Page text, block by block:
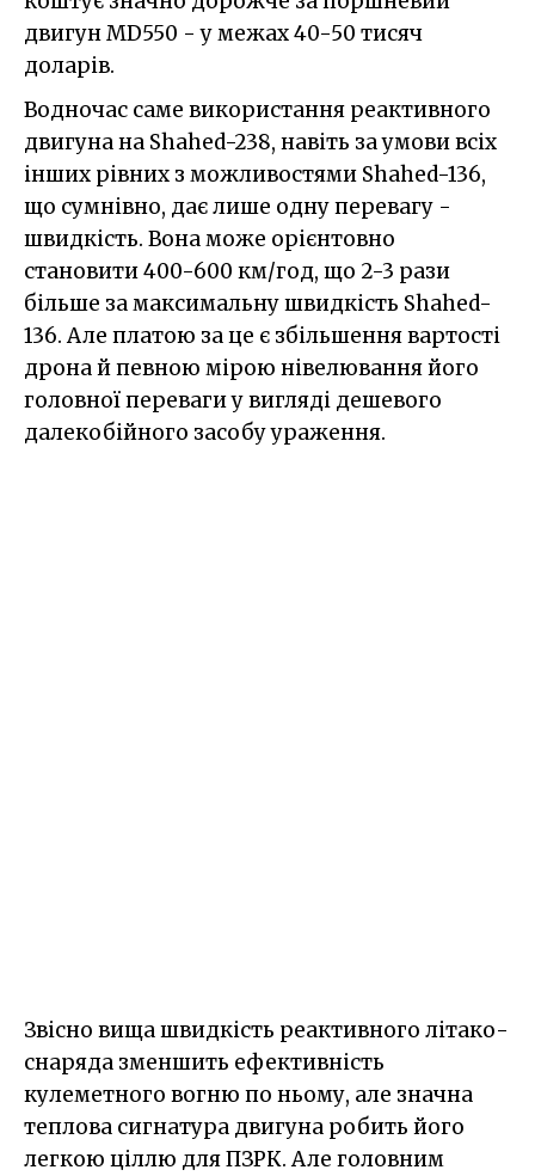
двигун MD550 - у межах 40-50 тисяч
доларів.
Водночас саме використання реактивного
двигуна на Shahed-238, навіть за умови всіх
інших рівних з можливостями Shahed-136,
що сумнівно, дає лише одну перевагу -
швидкість. Вона може орієнтовно
становити 400-600 км/год, що 2-3 рази
більше за максимальну швидкість Shahed-
136. Але платою за це є збільшення вартості
дрона й певною мірою нівелювання його
головної переваги у вигляді дешевого
далекобійного засобу ураження.
Звісно вища швидкість реактивного літако-
снаряда зменшить ефективність
кулеметного вогню по ньому, але значна
теплова сигнатура двигуна робить його
легкою ціллю для ПЗРК. Але головним